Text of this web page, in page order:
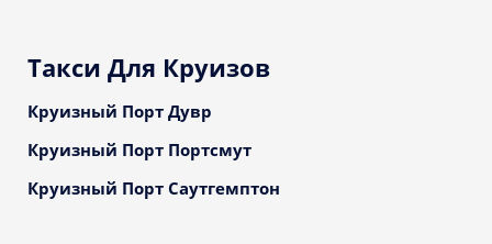
Такси Для Круизов
Круизный Порт Дувр
Круизный Порт Портсмут
Круизный Порт Саутгемптон